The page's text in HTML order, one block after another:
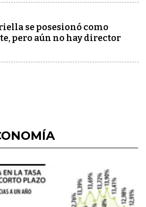
se posesionó como
pero aún no hay director